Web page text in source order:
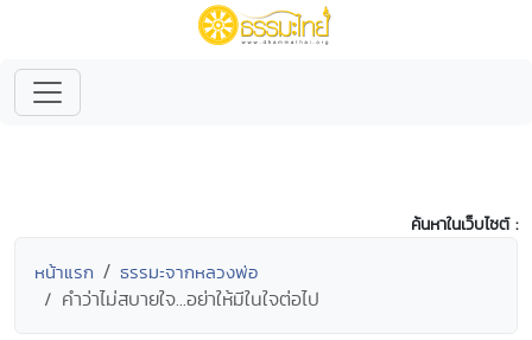
ค้นหาในเว็บไซต์ :
หน้าแรก ธรรมะจากหลวงพ่อ
คำว่าไม่สบายใจ...อย่าให้มีในใจต่อไป